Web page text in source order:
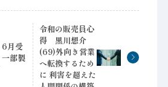
6月受
部製
令和の販売員心
得 黒川想介
(69)外向き営業
へ転換するため
に 利害を超えた